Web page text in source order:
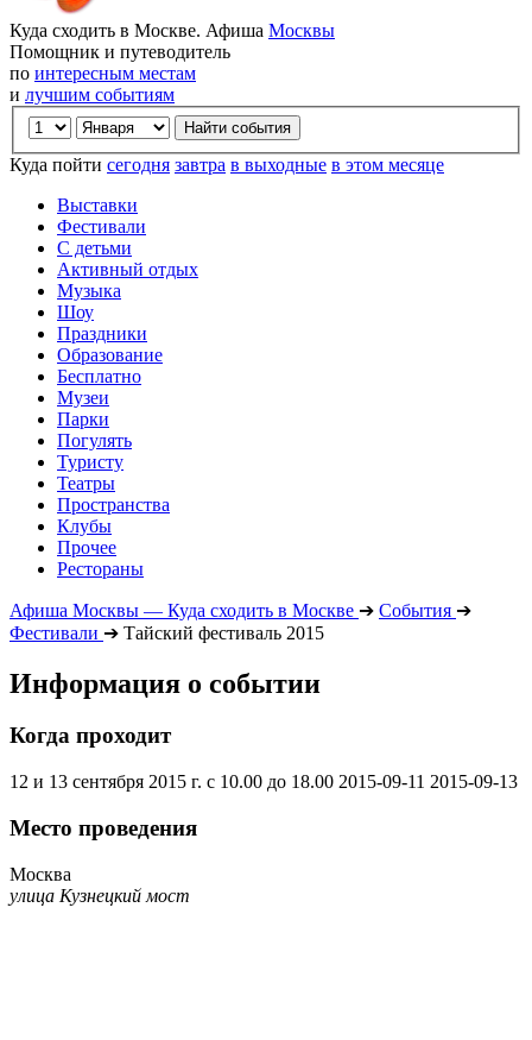
Куда сходить в Москве. Афиша Москвы
Помощник и путеводитель
по интересным местам
и лучшим событиям
Куда пойти сегодня завтра в выходные в этом месяце
Выставки
Фестивали
С детьми
Активный отдых
Музыка
Шоу
Праздники
Образование
Бесплатно
Музеи
Парки
Погулять
Туристу
Театры
Пространства
Клубы
Прочее
Рестораны
Афиша Москвы — Куда сходить в Москве ➔ События ➔
Фестивали ➔ Тайский фестиваль 2015
Информация о событии
Когда проходит
12 и 13 сентября 2015 г. с 10.00 до 18.00 2015-09-11 2015-09-13
Место проведения
Москва
улица Кузнецкий мост